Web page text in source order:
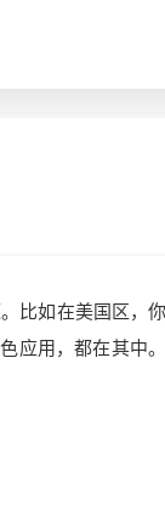
比如在美国区，
应用，都在其中